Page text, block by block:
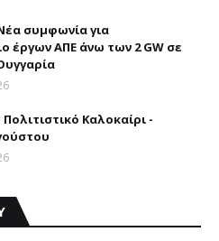
συμφωνία για
έργων ΑΠΕ άνω των 2 GW σε
Καλοκαίρι -